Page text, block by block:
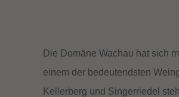
Die Domäne Wachau hat sich
einem der bedeutendsten
Kellerberg und Singerriedel